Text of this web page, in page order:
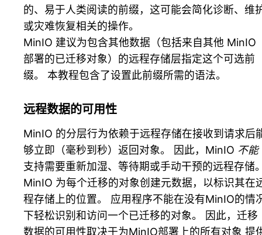
的、易于人类阅读的前缀，这可能会简化诊断、维
或灾难恢复相关的操作。
MinIO 建议为包含其他数据（包括来自其他 MinIO
部署的已迁移对象）的远程存储层指定这个可选前
缀。 本教程包含了设置此前缀所需的语法。
远程数据的可用性
MinIO 的分层行为依赖于远程存储在接收到请求后
够立即（毫秒到秒）返回对象。 因此，MinIO 不能
支持需要重新加湿、等待期或手动干预的远程存储
MinIO 为每个迁移的对象创建元数据，以标识其在
程存储上的位置。 应用程序不能在没有MinIO的情
下轻松识别和访问一个已迁移的对象。 因此，迁移
数据的可用性取决于为MinIO部署上的所有对象 提